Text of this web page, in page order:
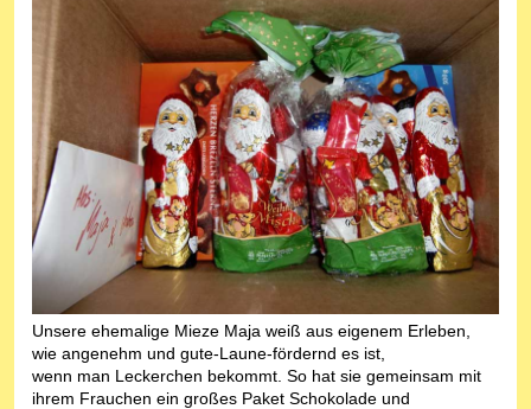
Unsere ehemalige Mieze Maja weiß aus eigenem Erleben,
wie angenehm und gute-Laune-fördernd es ist,
wenn man Leckerchen bekommt. So hat sie gemeinsam mit
ihrem Frauchen ein großes Paket Schokolade und